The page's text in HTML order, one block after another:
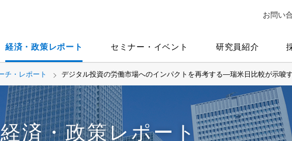
経済・政策レポート セミナー・イベント 研究員紹介
お問い
チ・レポート デジタル投資の労働市場へのインパクトを再考する―瑞米日比較が示唆
経済・政策レポート